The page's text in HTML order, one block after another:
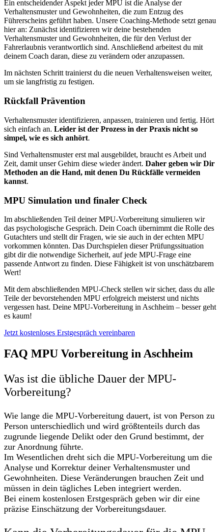
Ein entscheidender Aspekt jeder MPU ist die Analyse der
Verhaltensmuster und Gewohnheiten, die zum Entzug des
Führerscheins geführt haben. Unsere Coaching-Methode setzt genau
hier an: Zunächst identifizieren wir deine bestehenden
Verhaltensmuster und Gewohnheiten, die für den Verlust der
Fahrerlaubnis verantwortlich sind. Anschließend arbeitest du mit
deinem Coach daran, diese zu verändern oder anzupassen.
Im nächsten Schritt trainierst du die neuen Verhaltensweisen weiter,
um sie langfristig zu festigen.
Rückfall Prävention
Verhaltensmuster identifizieren, anpassen, trainieren und fertig. Hört
sich einfach an. Leider ist der Prozess in der Praxis nicht so
simpel, wie es sich anhört.
Sind Verhaltensmuster erst mal ausgebildet, braucht es Arbeit und
Zeit, damit unser Gehirn diese wieder ändert. Daher geben wir Dir
Methoden an die Hand, mit denen Du Rückfälle vermeiden
kannst.
MPU Simulation und finaler Check
Im abschließenden Teil deiner MPU-Vorbereitung simulieren wir
das psychologische Gespräch. Dein Coach übernimmt die Rolle des
Gutachters und stellt dir Fragen, wie sie auch in der echten MPU
vorkommen könnten. Das Durchspielen dieser Prüfungssituation
gibt dir die notwendige Sicherheit, auf jede MPU-Frage eine
passende Antwort zu finden. Diese Fähigkeit ist von unschätzbarem
Wert!
Mit dem abschließenden MPU-Check stellen wir sicher, dass du alle
Teile der bevorstehenden MPU erfolgreich meisterst und nichts
vergessen hast. Deine MPU-Vorbereitung in Aschheim – besser geht
es kaum!
Jetzt kostenloses Erstgespräch vereinbaren
FAQ MPU Vorbereitung in Aschheim
Was ist die übliche Dauer der MPU-
Vorbereitung?
Wie lange die MPU-Vorbereitung dauert, ist von Person zu
Person unterschiedlich und wird größtenteils durch das
zugrunde liegende Delikt oder den Grund bestimmt, der
zur Anordnung führte.
Im Wesentlichen dreht sich die MPU-Vorbereitung um die
Analyse und Korrektur deiner Verhaltensmuster und
Gewohnheiten. Diese Veränderungen brauchen Zeit und
müssen in dein tägliches Leben integriert werden.
Bei einem kostenlosen Erstgespräch geben wir dir eine
präzise Einschätzung der Vorbereitungsdauer.